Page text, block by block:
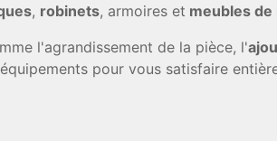
, robinets, armoires et meubles de
l'agrandissement de la pièce, l'
pour vous satisfaire